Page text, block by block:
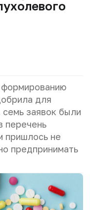
для
семь заявок были
перечень
пришлось не
предпринимать